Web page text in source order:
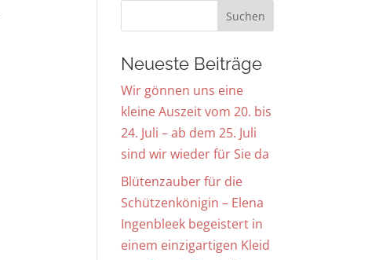
Neueste Beiträge
Wir gönnen uns eine
kleine Auszeit vom 20. bis
24. Juli – ab dem 25. Juli
sind wir wieder für Sie da
Blütenzauber für die
Schützenkönigin – Elena
Ingenbleek begeistert in
einem einzigartigen Kleid